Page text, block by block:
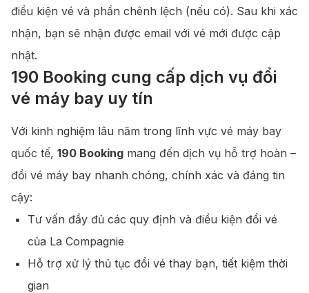
điều kiện vé và phần chênh lệch (nếu có). Sau khi xác
nhận, bạn sẽ nhận được email với vé mới được cập
nhật.
190 Booking cung cấp dịch vụ đổi
vé máy bay uy tín
Với kinh nghiệm lâu năm trong lĩnh vực vé máy bay
quốc tế, 190 Booking mang đến dịch vụ hỗ trợ hoàn –
đổi vé máy bay nhanh chóng, chính xác và đáng tin
cậy:
Tư vấn đầy đủ các quy định và điều kiện đổi vé
của La Compagnie
Hỗ trợ xử lý thủ tục đổi vé thay bạn, tiết kiệm thời
gian